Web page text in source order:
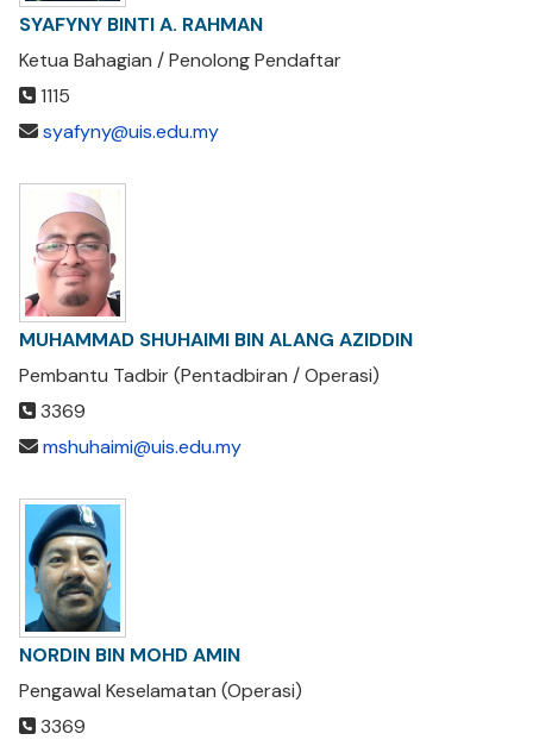
SYAFYNY BINTI A. RAHMAN
Ketua Bahagian / Penolong Pendaftar
1115
syafyny@uis.edu.my
MUHAMMAD SHUHAIMI BIN ALANG AZIDDIN
Pembantu Tadbir (Pentadbiran / Operasi)
3369
mshuhaimi@uis.edu.my
NORDIN BIN MOHD AMIN
Pengawal Keselamatan (Operasi)
3369